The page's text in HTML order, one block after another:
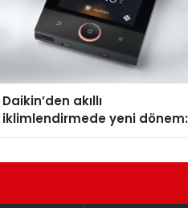
Daikin’den akıllı
iklimlendirmede yeni dönem:
Madoka Plus Türkiye’de